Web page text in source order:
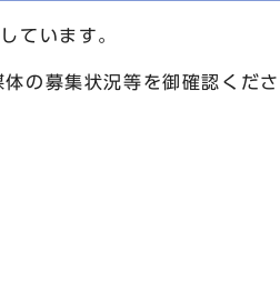
ています。
の募集状況等を御確認くだ